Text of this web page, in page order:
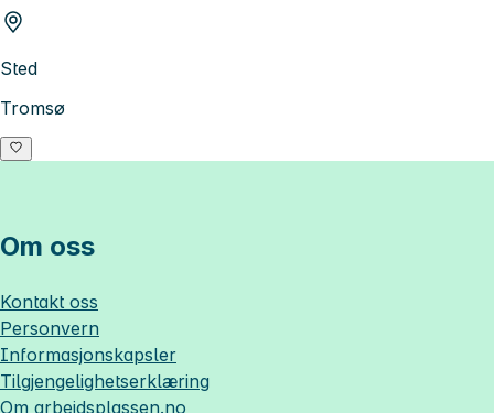
Sted
Tromsø
Om oss
Kontakt oss
Personvern
Informasjonskapsler
Tilgjengelighetserklæring
Om arbeidsplassen.no